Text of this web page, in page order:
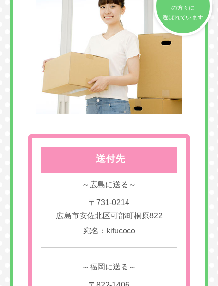
の方々に
選ばれています
送付先
～広島に送る～
〒731-0214
広島市安佐北区可部町桐原822
宛名：kifucoco
～福岡に送る～